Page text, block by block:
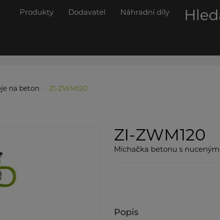
Produkty Dodavatel Náhradní díly
na beton ZI-ZWM120
ZI-ZWM120
Míchačka betonu s
Popis